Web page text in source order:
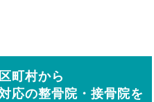
町村から
応の整骨院・接骨院を